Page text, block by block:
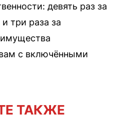
девять раз за
три раза за
с включёнными
ТАКЖЕ